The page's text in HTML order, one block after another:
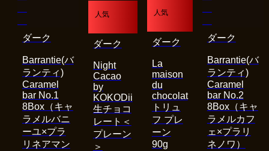
Barrantie(バ
ランティ)
Caramel
bar No.1
8Box（キャ
ラメルバニ
ーユ×プラ
リネアマン
ダーク
人気
Night
Cacao
by
KOKODii
生チョコ
レート＜
プレーン
＞
ダーク
人気
La
maison
du
chocolat
トリュ
フ プレ
ーン
90g
ダーク
Barrantie(バ
ランティ)
Caramel
bar No.2
8Box（キャ
ラメルカフ
ェ×プラリ
ネノワ）
ダーク